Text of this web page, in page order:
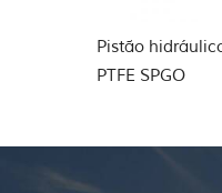
hidráulico vedação